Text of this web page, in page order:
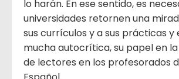
lo harán. En ese sentido, es
universidades retornen una
sus currículos y a sus prácticas y
mucha autocrítica, su papel en
de lectores en los profesorados